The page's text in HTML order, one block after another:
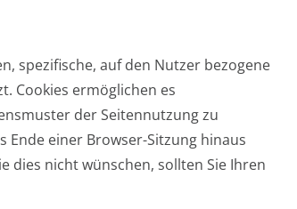
spezifische, auf den Nutzer bezogene
Cookies ermöglichen es
der Seitennutzung zu
einer Browser-Sitzung hinaus
dies nicht wünschen, sollten Sie Ihren